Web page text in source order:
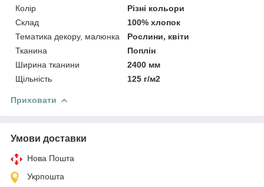
Колір
Різні кольори
Склад
100% хлопок
Тематика декору, малюнка
Рослини, квіти
Тканина
Поплін
Ширина тканини
2400 мм
Щільність
125 г/м2
Приховати
Умови доставки
Нова Пошта
Укрпошта